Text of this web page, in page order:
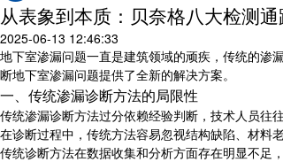
从表象到本质：贝奈格八大检测
2025-06-13 12:46:33
地下室渗漏问题一直是建筑领域的顽疾，传统的渗
断地下室渗漏问题提供了全新的解决方案。
一、传统渗漏诊断方法的局限性
传统渗漏诊断方法过分依赖经验判断，技术人员往
在诊断过程中，传统方法容易忽视结构缺陷、材料
传统诊断方法在数据收集和分析方面存在明显不足